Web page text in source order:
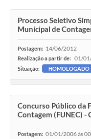
Processo Seletivo
Municipal de
Postagem: 14/06/2012
Realização a partir de: 01/
Situação: HOMOLOGADO
Concurso Público da
Contagem (FUNEC) -
Postagem: 01/01/2006 às